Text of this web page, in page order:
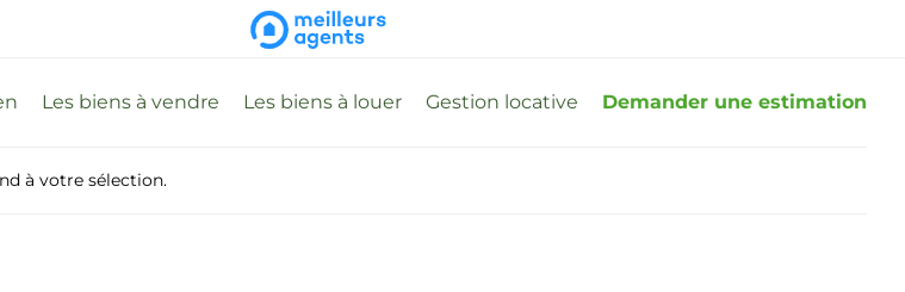
Les biens à vendre Les biens à louer Gestion locative Demander une estimation
à votre sélection.